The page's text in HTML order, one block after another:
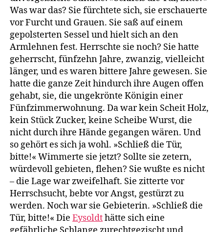
Was war das? Sie fürchtete sich, sie erschauerte
vor Furcht und Grauen. Sie saß auf einem
gepolsterten Sessel und hielt sich an den
Armlehnen fest. Herrschte sie noch? Sie hatte
geherrscht, fünfzehn Jahre, zwanzig, vielleicht
länger, und es waren bittere Jahre gewesen. Sie
hatte die ganze Zeit hindurch ihre Augen offen
gehabt, sie, die ungekrönte Königin einer
Fünfzimmerwohnung. Da war kein Scheit Holz,
kein Stück Zucker, keine Scheibe Wurst, die
nicht durch ihre Hände gegangen wären. Und
so gehört es sich ja wohl. »Schließ die Tür,
bitte!« Wimmerte sie jetzt? Sollte sie zetern,
würdevoll gebieten, flehen? Sie wußte es nicht
– die Lage war zweifelhaft. Sie zitterte vor
Herrschsucht, bebte vor Angst, gestürzt zu
werden. Noch war sie Gebieterin. »Schließ die
Tür, bitte!« Die Eysoldthätte sich eine